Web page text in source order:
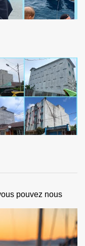
pouvez nous